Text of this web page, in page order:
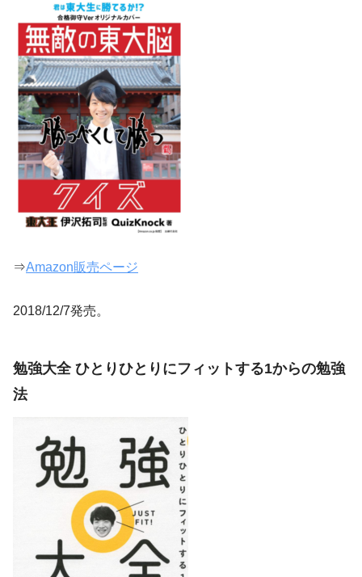
⇒Amazon販売ページ
2018/12/7発売。
勉強大全 ひとりひとりにフィットする1からの勉強
法